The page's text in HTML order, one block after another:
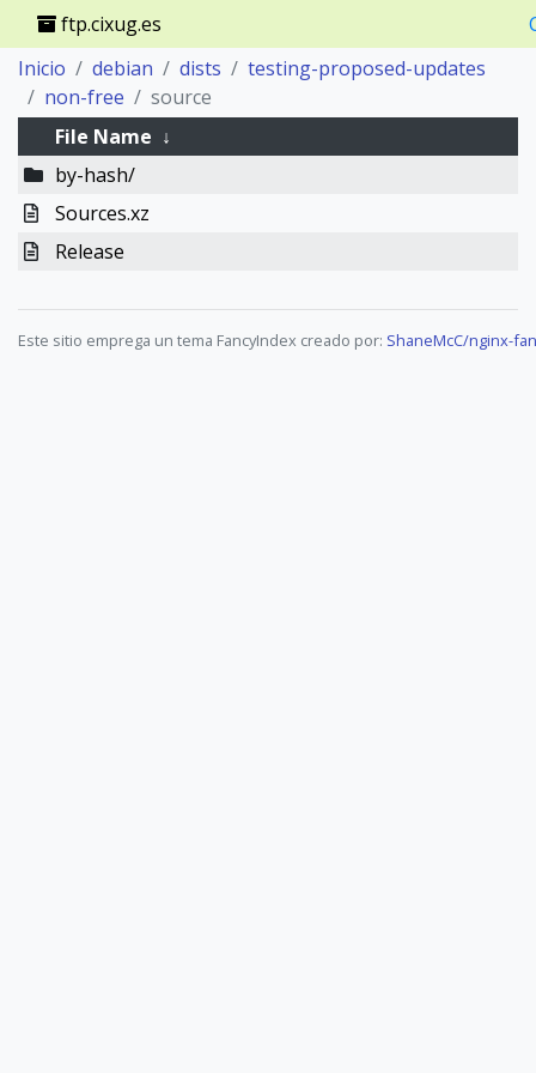
ftp.cixug.es
Inicio
debian dists
testing-proposed-updates
non-free
source
File Name ↓
by-hash/
Sources.xz
Release
Este sitio emprega un tema FancyIndex creado por: ShaneMcC/nginx-